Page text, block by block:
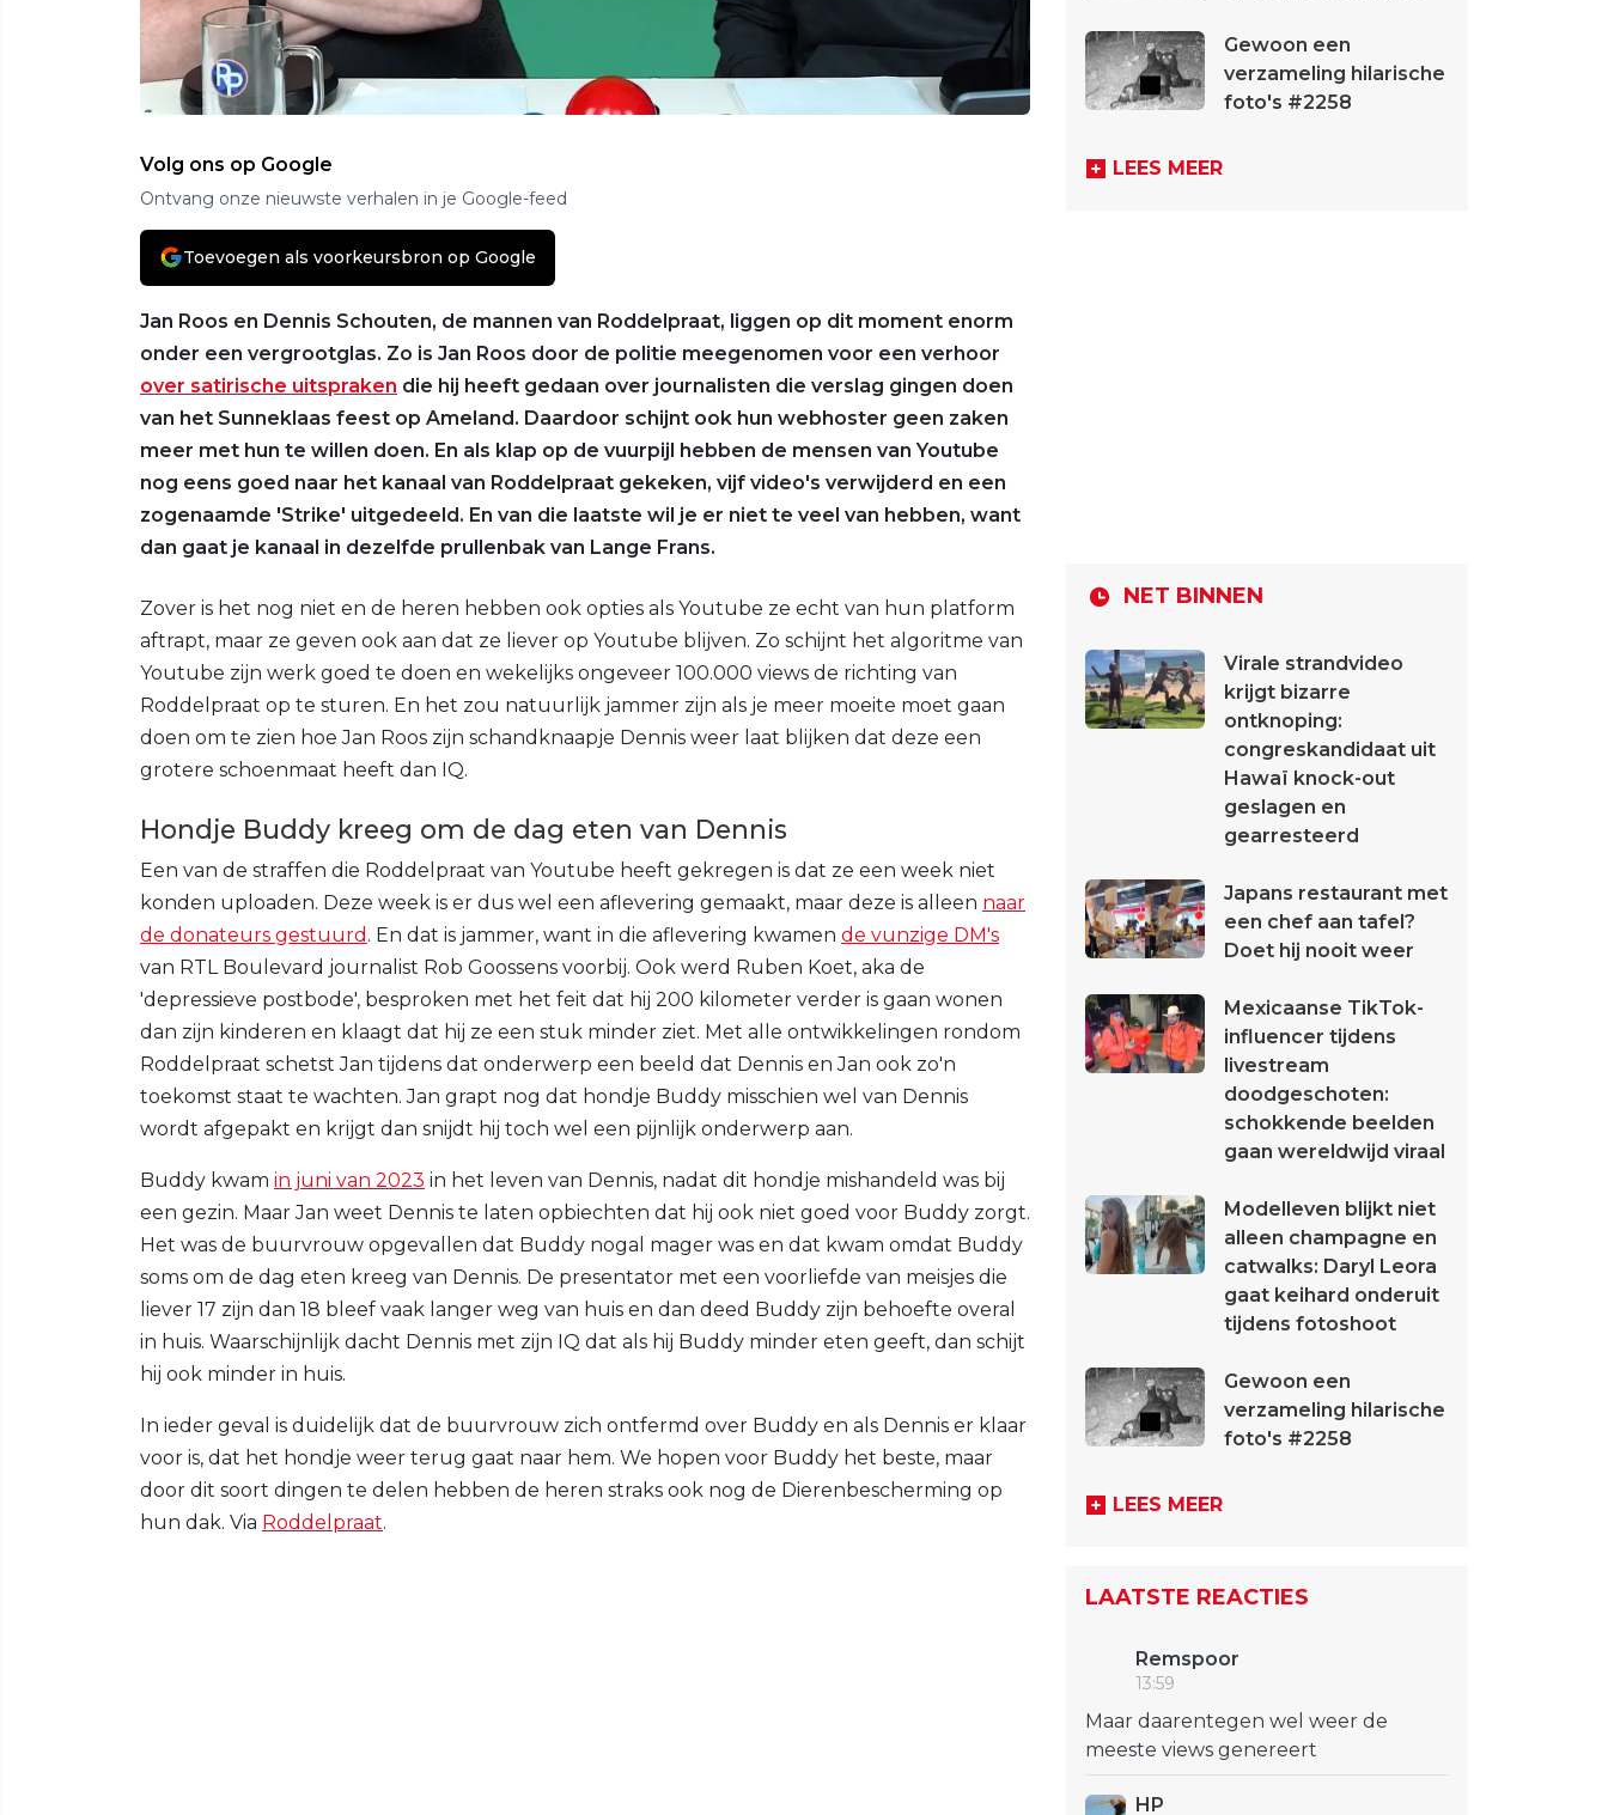
Volg ons op Google
Ontvang onze nieuwste verhalen in je Google-feed
Toevoegen als voorkeursbron op Google
Jan Roos en Dennis Schouten, de mannen van Roddelpraat, liggen op dit moment enorm
onder een vergrootglas. Zo is Jan Roos door de politie meegenomen voor een verhoor
over satirische uitspraken die hij heeft gedaan over journalisten die verslag gingen doen
van het Sunneklaas feest op Ameland. Daardoor schijnt ook hun webhoster geen zaken
meer met hun te willen doen. En als klap op de vuurpijl hebben de mensen van Youtube
nog eens goed naar het kanaal van Roddelpraat gekeken, vijf video's verwijderd en een
zogenaamde 'Strike' uitgedeeld. En van die laatste wil je er niet te veel van hebben, want
dan gaat je kanaal in dezelfde prullenbak van Lange Frans.
Zover is het nog niet en de heren hebben ook opties als Youtube ze echt van hun platform
aftrapt, maar ze geven ook aan dat ze liever op Youtube blijven. Zo schijnt het algoritme van
Youtube zijn werk goed te doen en wekelijks ongeveer 100.000 views de richting van
Roddelpraat op te sturen. En het zou natuurlijk jammer zijn als je meer moeite moet gaan
doen om te zien hoe Jan Roos zijn schandknaapje Dennis weer laat blijken dat deze een
grotere schoenmaat heeft dan IQ.
Hondje Buddy kreeg om de dag eten van Dennis
Een van de straffen die Roddelpraat van Youtube heeft gekregen is dat ze een week niet
konden uploaden. Deze week is er dus wel een aflevering gemaakt, maar deze is alleen naar
de donateurs gestuurd . En dat is jammer, want in die aflevering kwamen de vunzige DM's
van RTL Boulevard journalist Rob Goossens voorbij. Ook werd Ruben Koet, aka de
'depressieve postbode', besproken met het feit dat hij 200 kilometer verder is gaan wonen
dan zijn kinderen en klaagt dat hij ze een stuk minder ziet. Met alle ontwikkelingen rondom
Roddelpraat schetst Jan tijdens dat onderwerp een beeld dat Dennis en Jan ook zo'n
toekomst staat te wachten. Jan grapt nog dat hondje Buddy misschien wel van Dennis
wordt afgepakt en krijgt dan snijdt hij toch wel een pijnlijk onderwerp aan.
Buddy kwam in juni van 2023 in het leven van Dennis, nadat dit hondje mishandeld was bij
een gezin. Maar Jan weet Dennis te laten opbiechten dat hij ook niet goed voor Buddy zorgt.
Het was de buurvrouw opgevallen dat Buddy nogal mager was en dat kwam omdat Buddy
soms om de dag eten kreeg van Dennis. De presentator met een voorliefde van meisjes die
liever 17 zijn dan 18 bleef vaak langer weg van huis en dan deed Buddy zijn behoefte overal
in huis. Waarschijnlijk dacht Dennis met zijn IQ dat als hij Buddy minder eten geeft, dan schijt
hij ook minder in huis.
In ieder geval is duidelijk dat de buurvrouw zich ontfermd over Buddy en als Dennis er klaar
voor is, dat het hondje weer terug gaat naar hem. We hopen voor Buddy het beste, maar
door dit soort dingen te delen hebben de heren straks ook nog de Dierenbescherming op
hun dak. Via Roddelpraat.
Gewoon een
verzameling hilarische
foto's #2258
LEES MEER
NET BINNEN
Virale strandvideo
krijgt bizarre
ontknoping:
congreskandidaat uit
Hawaï knock-out
geslagen en
gearresteerd
Japans restaurant met
een chef aan tafel?
Doet hij nooit weer
Mexicaanse TikTok-
influencer tijdens
livestream
doodgeschoten:
schokkende beelden
gaan wereldwijd viraal
Modelleven blijkt niet
alleen champagne en
catwalks: Daryl Leora
gaat keihard onderuit
tijdens fotoshoot
Gewoon een
verzameling hilarische
foto's #2258
LEES MEER
LAATSTE REACTIES
Remspoor
13:59
Maar daarentegen wel weer de
meeste views genereert
HP